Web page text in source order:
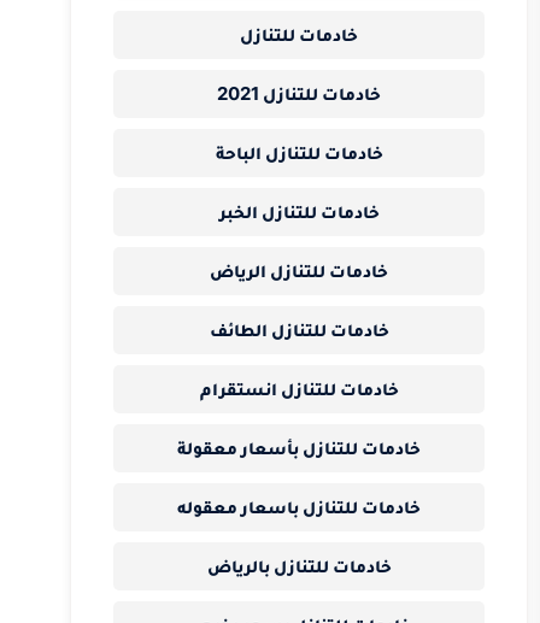
خادمات للتنازل
خادمات للتنازل 2021
خادمات للتنازل الباحة
خادمات للتنازل الخبر
خادمات للتنازل الرياض
خادمات للتنازل الطائف
خادمات للتنازل انستقرام
خادمات للتنازل بأسعار معقولة
خادمات للتنازل باسعار معقوله
خادمات للتنازل بالرياض